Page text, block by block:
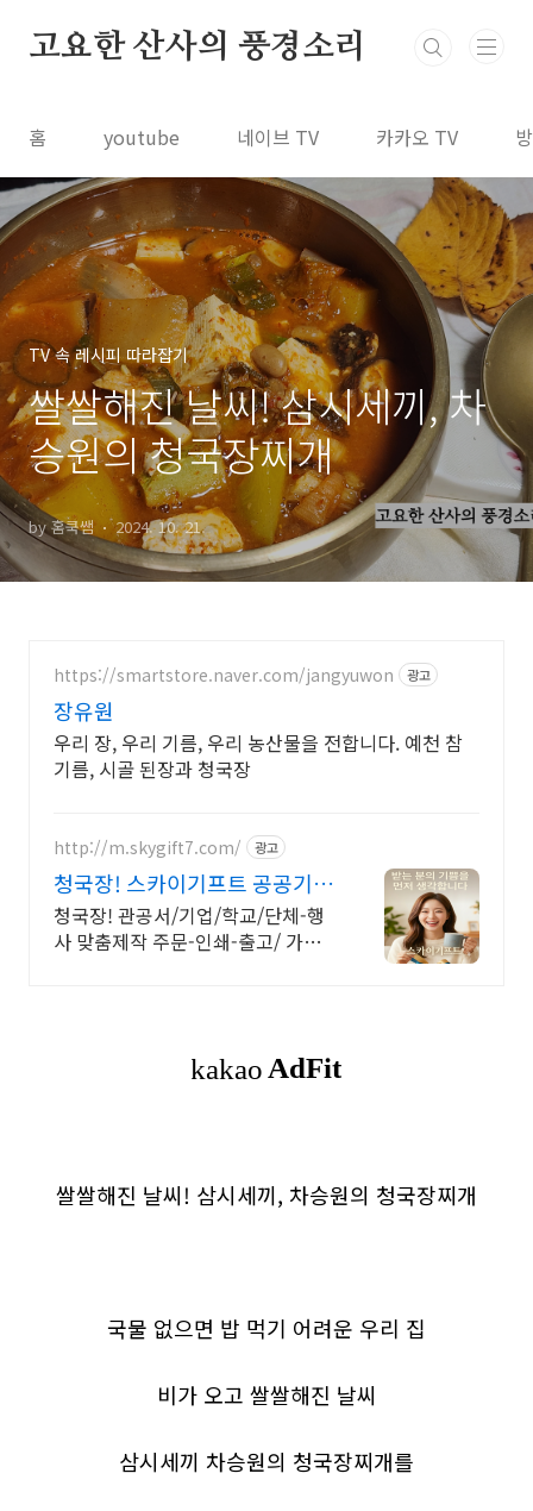
고요한 산사의 풍경소리
홈 youtube 네이브 TV 카카오 TV
TV 속 레시피 따라잡기
쌀쌀해진 날씨! 삼시세끼, 차
승원의 청국장찌개
by 홈쿡쌤 2024. 10. 21.
https://smartstore.naver.com/jangyuwon 광고
장유원
우리 장, 우리 기름, 우리 농산물을 전합니다. 예천 참
기름, 시골 된장과 청국장
http://m.skygift7.com/ 광고
청국장! 스카이기프트 공공기관
우선구매 대상기업
청국장! 관공서/기업/학교/단체-행
사 맞춤제작 주문-인쇄-출고/ 가격
쌀쌀해진 날씨! 삼시세끼, 차승원의 청국장찌개
국물 없으면 밥 먹기 어려운 우리 집
비가 오고 쌀쌀해진 날씨
삼시세끼 차승원의 청국장찌개를